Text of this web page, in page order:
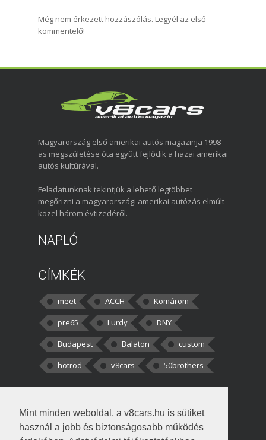
Mint minden weboldal, a v8cars.hu is sütiket
használ a jobb és biztonságosabb működés
Még nem érkezett hozzászólás. Legyél az első
kommentelő!
Magyarország első amerikai autós magazinja 1998-
as megszületése óta együtt fejlődik a hazai amerikai
autós kultúrával.
Feladatunknak tekintjük a lehető legtöbbet
megőrizni a magyarországi amerikai autózás elmúlt
közel három évtizedéről.
NAPLÓ
CÍMKÉK
meet ACCH
Komárom
pre65
Lurdy
DNY
Budapest
Balaton
custom
hotrod
v8cars 50brothers
kortisz:Elszúrtam! Én csak két
darabbaal számoltam. Nem tudtam, hogy fél autót,